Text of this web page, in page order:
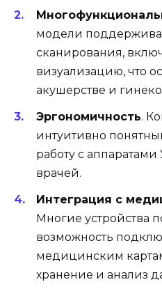
модели
сканирования,
визуализацию, что
акушерстве и
Эргономичность.
интуитивно
работу с
врачей.
Интеграция с
Многие устройства
возможность
медицинским
хранение и анализ